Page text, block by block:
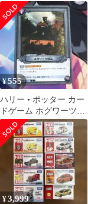
特急マグネット
¥555
ハリー • ポッター カー
ドゲーム ホグワーツ特
急 R 01-034
¥3,999